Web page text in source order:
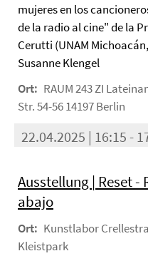
mujeres en los
de la radio al cine" de la
Cerutti (UNAM
Susanne Klengel
Ort: RAUM 243 ZI
Str. 54-56 14197 Berlin
22.04.2025 | 16:15 -
Ausstellung | Reset -
abajo
Ort: Kunstlabor
Kleistpark